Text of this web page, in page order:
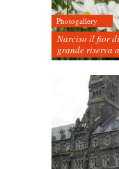
Photogallery
Narciso il fior
grande riserva